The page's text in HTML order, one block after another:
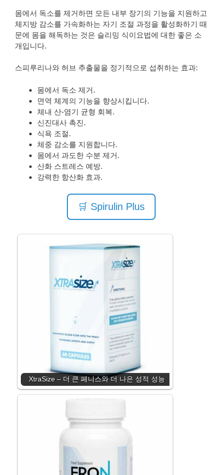
몸에서 독소를 제거하면 모든 내부 장기의 기능을 지원하고
체지방 감소를 가속화하는 자기 조절 과정을 활성화하기 때
문에 몸을 해독하는 것은 슬리밍 식이요법에 대한 좋은 소
개입니다.
스피루리나와 허브 추출물을 정기적으로 섭취하는 효과:
몸에서 독소 제거.
면역 체계의 기능을 향상시킵니다.
체내 산-염기 균형 회복.
신진대사 촉진.
식욕 조절.
체중 감소를 지원합니다.
몸에서 과도한 수분 제거.
산화 스트레스 예방.
강력한 항산화 효과.
🛒 Spirulin Plus
XtraSize – 더 큰 페니스와 더 나은 성적 성능